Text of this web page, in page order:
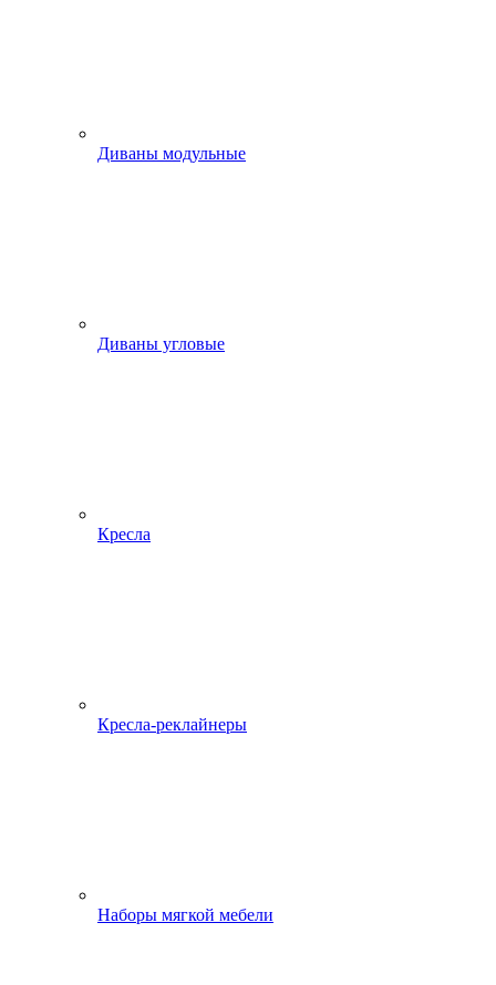
Диваны модульные
Диваны угловые
Кресла
Кресла-реклайнеры
Наборы мягкой мебели